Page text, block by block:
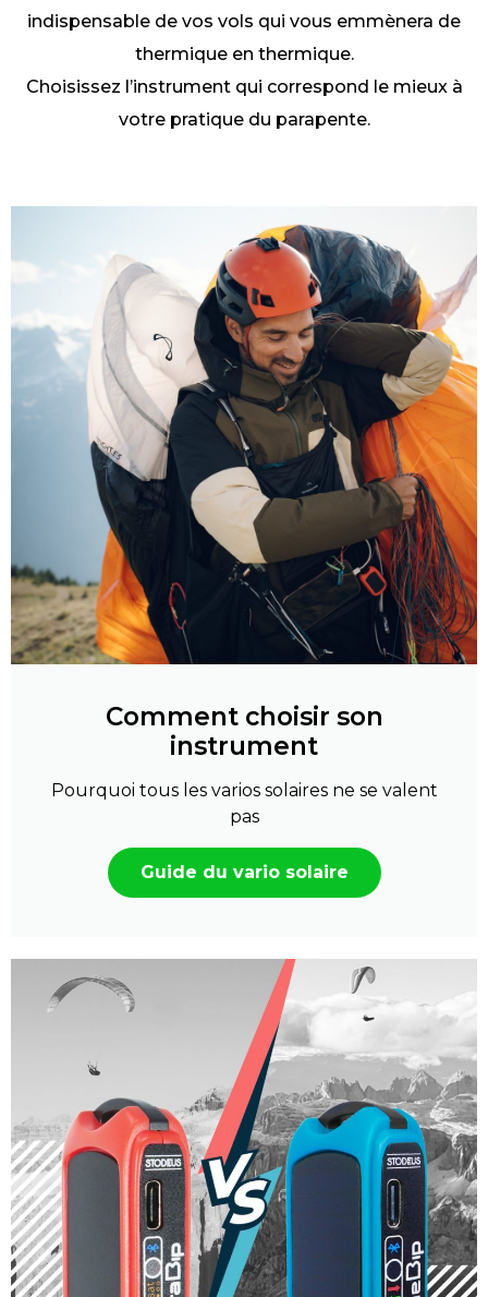
indispensable de vos vols qui vous emmènera de
thermique en thermique.
Choisissez l’instrument qui correspond le mieux à
votre pratique du parapente.
Comment choisir son
instrument
Pourquoi tous les varios solaires ne se valent
pas
Guide du vario solaire